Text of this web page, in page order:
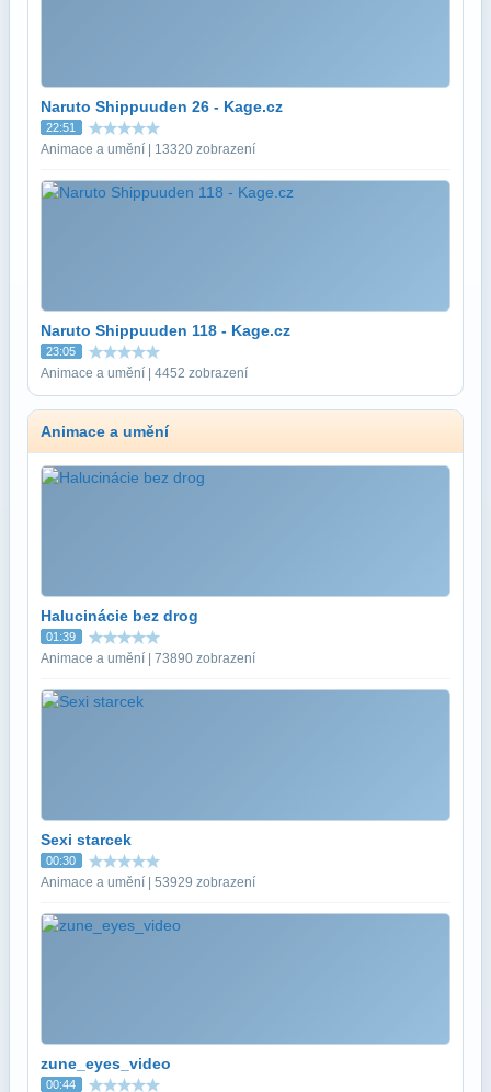
Naruto Shippuuden 26 - Kage.cz
22:51
Animace a umění | 13320 zobrazení
Naruto Shippuuden 118 - Kage.cz
23:05
Animace a umění | 4452 zobrazení
Animace a umění
Halucinácie bez drog
01:39
Animace a umění | 73890 zobrazení
Sexi starcek
00:30
Animace a umění | 53929 zobrazení
zune_eyes_video
00:44